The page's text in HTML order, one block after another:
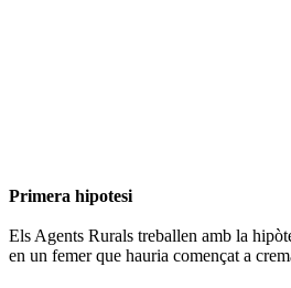
Primera hipotesi
Els Agents Rurals treballen amb la
en un femer que hauria començat a